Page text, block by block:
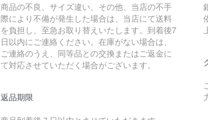
商品の不良、サイズ違い、その他、当店の不手
際により不備が発生した場合は、当店にて送料
を負担し、至急お取り替えいたします。到着後7
日以内にご連絡ください。在庫がない場合は、
ご連絡のうえ、同等品との交換またはご返金に
て対応させていただく場合がございます。
返品期限